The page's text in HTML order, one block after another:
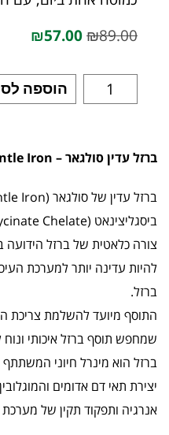
₪89.00
₪57.00
הוספה
ברזל עדין סולגאר – Gentle Iron לספיגה גבוהה ועדינה
ביסגליצינאט (Iron Bisglycinate Chelate)
צורה כלאטית של ברזל הידועה
להיות עדינה יותר למערכת
ברזל.
התוסף מיועד להשלמת צריכת
שמחפש תוסף ברזל איכותי ונוח
ברזל הוא מינרל חיוני המשתתף
יצירת תאי דם אדומים
אנרגיה ותפקוד תקין של מערכת